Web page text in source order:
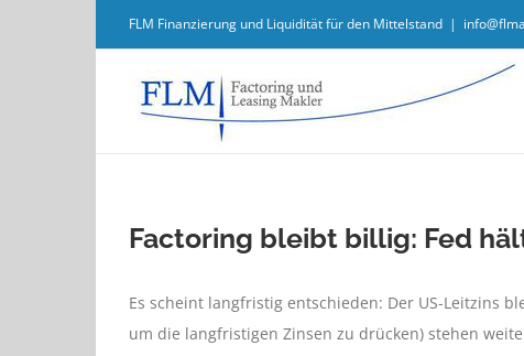
FLM Finanzierung und Liquidität für den Mittelstand |
Factoring bleibt billig: Fed
Es scheint langfristig entschieden: Der US-Leitzins
um die langfristigen Zinsen zu drücken) stehen